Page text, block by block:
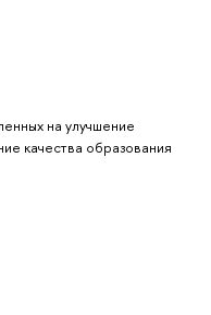
на улучшение
качества образования